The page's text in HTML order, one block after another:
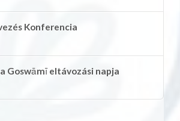
Konferencia
Goswāmī eltávozási napja